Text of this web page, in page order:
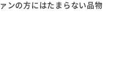
ンの方にはたまらない品物